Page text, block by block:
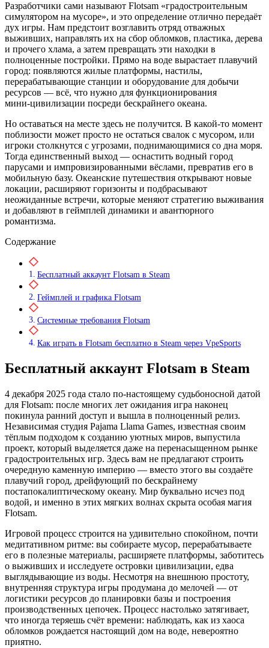
Разработчики сами называют Flotsam «градостроительным
симулятором на мусоре», и это определение отлично передаёт
дух игры. Нам предстоит возглавить отряд отважных
выживших, направлять их на сбор обломков, пластика, дерева
и прочего хлама, а затем превращать эти находки в
полноценные постройки. Прямо на воде вырастает плавучий
город: появляются жилые платформы, настилы,
перерабатывающие станции и оборудование для добычи
ресурсов — всё, что нужно для функционирования
мини‑цивилизации посреди бескрайнего океана.
Но оставаться на месте здесь не получится. В какой‑то момент
поблизости может просто не остаться свалок с мусором, или
игроки столкнутся с угрозами, поднимающимися со дна моря.
Тогда единственный выход — оснастить водный город
парусами и импровизированными вёслами, превратив его в
мобильную базу. Океанские путешествия открывают новые
локации, расширяют горизонты и подбрасывают
неожиданные встречи, которые меняют стратегию выживания
и добавляют в геймплей динамики и авантюрного
романтизма.
Содержание
Бесплатный аккаунт Flotsam в Steam
Геймплей и графика Flotsam
Системные требования Flotsam
Как играть в Flotsam бесплатно в Steam через VpeSports
Бесплатный аккаунт Flotsam в Steam
4 декабря 2025 года стало по‑настоящему судьбоносной датой
для Flotsam: после многих лет ожидания игра наконец
покинула ранний доступ и вышла в полноценный релиз.
Независимая студия Pajama Llama Games, известная своим
тёплым подходом к созданию уютных миров, выпустила
проект, который выделяется даже на перенасыщенном рынке
градостроительных игр. Здесь вам не предлагают строить
очередную каменную империю — вместо этого вы создаёте
плавучий город, дрейфующий по бескрайнему
постапокалиптическому океану. Мир буквально исчез под
водой, и именно в этих мягких волнах скрыта особая магия
Flotsam.
Игровой процесс строится на удивительно спокойном, почти
медитативном ритме: вы собираете мусор, перерабатываете
его в полезные материалы, расширяете платформы, заботитесь
о выживших и исследуете островки цивилизации, едва
выглядывающие из воды. Несмотря на внешнюю простоту,
внутренняя структура игры продумана до мелочей — от
логистики ресурсов до планировки базы и построения
производственных цепочек. Процесс настолько затягивает,
что иногда теряешь счёт времени: наблюдать, как из хаоса
обломков рождается настоящий дом на воде, невероятно
приятно.